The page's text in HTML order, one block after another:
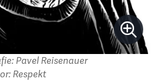
Pavel Reisenauer
Respekt